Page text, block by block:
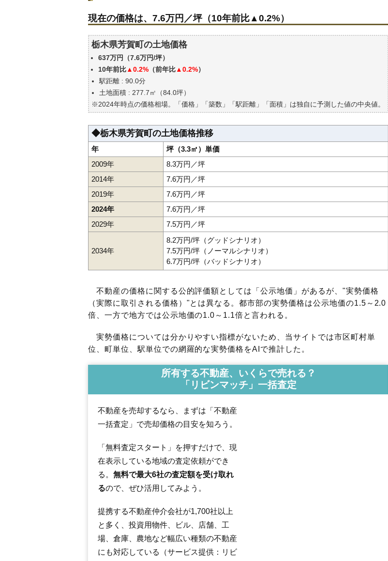
栃木県芳賀町の土地の過去の売買事例
公示地価はいくら
エリアの将来性を人口予想から検討しよう
自分の年収でいくらの不動産が買える？
現在の価格は、7.6万円／坪（10年前比▲0.2%）
栃木県芳賀町の土地価格
637万円（7.6万円/坪）
10年前比▲0.2% （前年比▲0.2%）
駅距離 : 90.0分
土地面積 : 277.7㎡（84.0坪）
※2024年時点の価格相場。「価格」「築数」「駅距離」「面積」は独自に予測した値の中央値。
◆栃木県芳賀町の土地価格推移
年
坪（3.3㎡）単価
2009年
8.3万円／坪
2014年
7.6万円／坪
2019年
7.6万円／坪
2024年
7.6万円／坪
2029年
7.5万円／坪
2034年
8.2万円/坪（グッドシナリオ）
7.5万円/坪（ノーマルシナリオ）
6.7万円/坪（バッドシナリオ）
不動産の価格に関する公的評価額としては「公示地価」があるが、"実勢価格
（実際に取引される価格）"とは異なる。都市部の実勢価格は公示地価の1.5～2.0
倍、一方で地方では公示地価の1.0～1.1倍と言われる。
実勢価格については分かりやすい指標がないため、当サイトでは市区町村単
位、町単位、駅単位での網羅的な実勢価格をAIで推計した。
所有する不動産、いくらで売れる？
「リビンマッチ」一括査定
不動産を売却するなら、まずは「不動産
一括査定」で売却価格の目安を知ろう。
「無料査定スタート」を押すだけで、現
在表示している地域の査定依頼ができ
る。 無料で最大6社の査定額を受け取れ
るので、ぜひ活用してみよう。
提携する不動産仲介会社が1,700社以上
と多く、投資用物件、ビル、店舗、工
場、倉庫、農地など幅広い種類の不動産
にも対応している（サービス提供：リビ
稲毛田
八ツ木